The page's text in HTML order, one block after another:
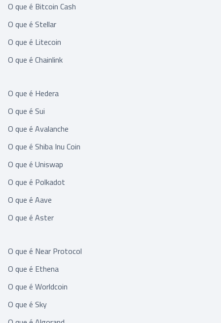
O que é Bitcoin Cash
O que é Stellar
O que é Litecoin
O que é Chainlink
O que é Hedera
O que é Sui
O que é Avalanche
O que é Shiba Inu Coin
O que é Uniswap
O que é Polkadot
O que é Aave
O que é Aster
O que é Near Protocol
O que é Ethena
O que é Worldcoin
O que é Sky